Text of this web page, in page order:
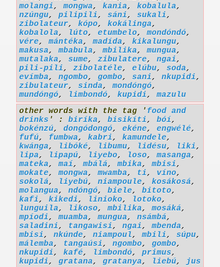
molangi,mongwa, kania, kobalula,
nzúngu, pilipili, sáni, sukali,
zibolateur, kópo, kokálinga,
kobalola, lúto, etumbelo,mondóndó,
vére,mántéka,madída, kikalungu,
makusa,mbabula,mbilika,mungua,
mutalaka, sume, zibulatere, ngai,
pili-pili, zibolatéle, elúbu, soda,
evímba, ngombo, gombo, sani, nkupidi,
zibulateur, sinda,mondóngó,
mundóngó, limbondó, kupidi,mazulu
other words with the tag ' food and
drinks ' : biríka, bisikíti, bóí,
bokénzú, dongódongó, ekéne, engwélé,
fufú, fumbwa, kabri, kamundele,
kwánga, libóké, libumu, lidésu, liki,
lipa, lipapú, liyebo, loso,masanga,
mateka,maí,mbálá,mbika,mbisi,
mokate,mongwa,mwamba, ti, víno,
sokolá, liyebú, niampoule, kosákosá,
molangua, ndóngó, biele, bitoto,
kafi, kikedi, linioko, lotoko,
lunguila, likoso,mbilika,mosáká,
mpíodi,muamba,mungua, nsámbá,
saladini, tangawisi, ngai,mbenda,
mbisi, nkúnde, niampoul,mbili, súpu,
málemba, tangaúsi, ngombo, gombo,
nkupidi, kafé, limbondó, primus,
kupidi, gratana, gratanya, liebú,
jus